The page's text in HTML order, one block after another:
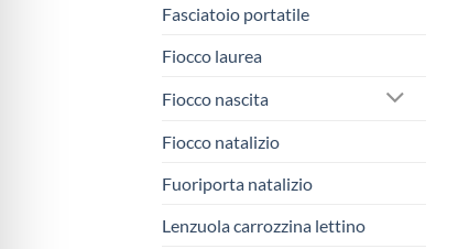
Fasciatoio portatile
Fiocco laurea
Fiocco nascita
Fiocco natalizio
Fuoriporta natalizio
Lenzuola carrozzina lettino